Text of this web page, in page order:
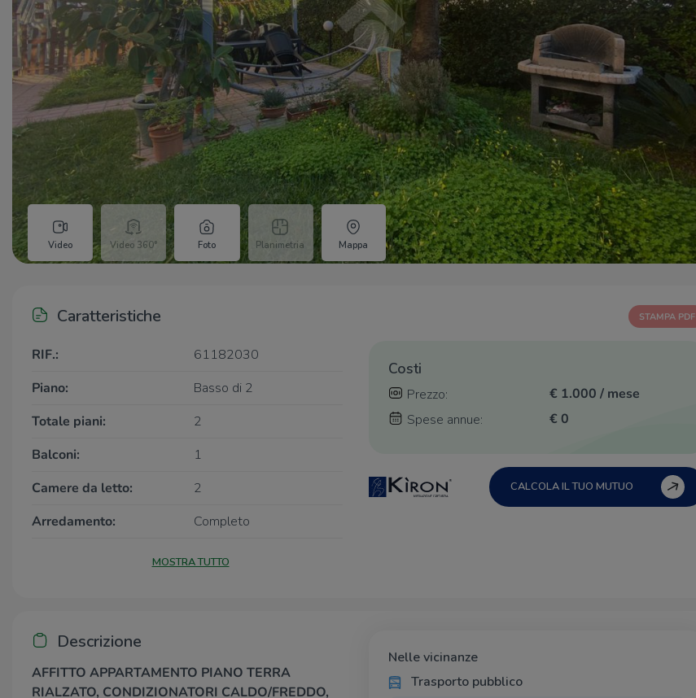
Video Video 360° Foto Planimetria Mappa
Caratteristiche
RIF.:
61182030
Piano:
Basso di 2
Totale piani:
2
Balconi:
1
Camere da letto:
2
Arredamento:
Completo
MOSTRA TUTTO
STAMPA PDF
Costi
Prezzo:
€ 1.000 / mese
Spese annue:
€ 0
CALCOLA IL TUO MUTUO
Descrizione
AFFITTO APPARTAMENTO PIANO TERRA
RIALZATO, CONDIZIONATORI CALDO/FREDDO,
Nelle vicinanze
Trasporto pubblico